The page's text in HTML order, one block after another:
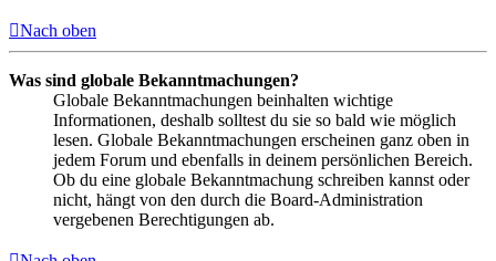
Nach oben
Was sind globale Bekanntmachungen?
Globale Bekanntmachungen beinhalten wichtige
Informationen, deshalb solltest du sie so bald wie möglich
lesen. Globale Bekanntmachungen erscheinen ganz oben in
jedem Forum und ebenfalls in deinem persönlichen Bereich.
Ob du eine globale Bekanntmachung schreiben kannst oder
nicht, hängt von den durch die Board-Administration
vergebenen Berechtigungen ab.